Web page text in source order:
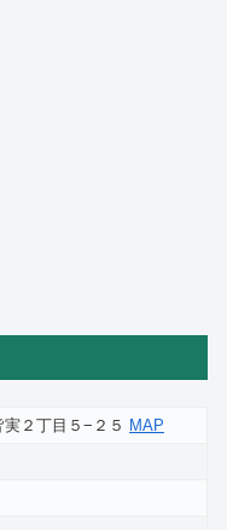
２丁目５−２５ MAP